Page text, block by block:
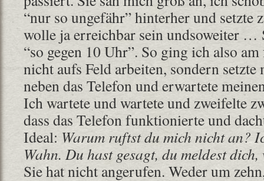
“nur so ungefähr” hinterher und
wolle ja erreichbar sein undsoweiter …
“so gegen 10 Uhr”. So ging ich also
nicht aufs Feld arbeiten, sondern setzte
neben das Telefon und erwartete
Ich wartete und wartete und zweifelte
dass das Telefon funktionierte und
Ideal: Warum ruftst du mich nicht an?
Wahn. Du hast gesagt, du meldest
Sie hat nicht angerufen. Weder um